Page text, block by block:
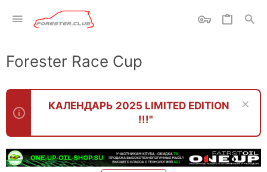
Forester Race Cup
КАЛЕНДАРЬ 2025 LIMITED EDITION
!!!"